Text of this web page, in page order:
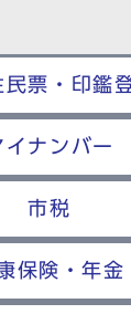
民票・印鑑
イナンバー
市税
保険・年金